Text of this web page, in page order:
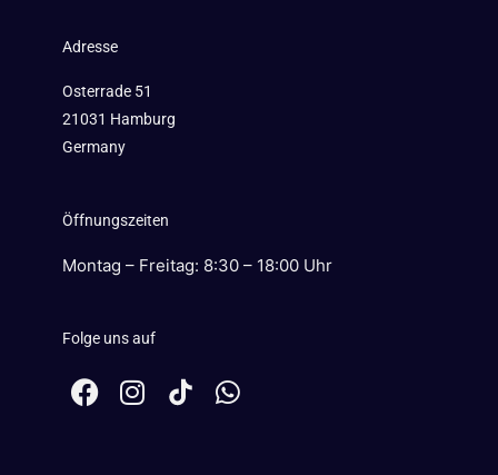
Adresse
Osterrade 51
21031 Hamburg
Germany
Öffnungszeiten
Montag – Freitag: 8:30 – 18:00 Uhr
Folge uns auf
F
a
I
n
W
h